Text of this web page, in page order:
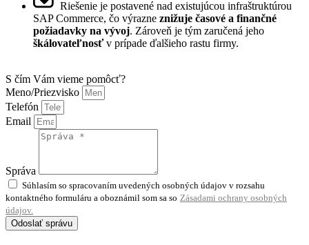
Riešenie je postavené nad existujúcou infraštruktúrou
SAP Commerce, čo výrazne znižuje časové a finančné
požiadavky na vývoj. Zároveň je tým zaručená jeho
škálovateľnosťv prípade ďalšieho rastu firmy.
S čím Vám vieme pomôcť?
Meno/Priezvisko
Telefón
Email
Správa
Súhlasím so spracovaním uvedených osobných údajov v rozsahu
kontaktného formuláru a oboznámil som sa so Zásadami ochrany osobných
údajov.
Odoslať správu